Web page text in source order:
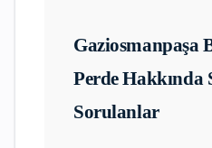
Gaziosmanpaşa
PerdeHakkında
Sorulanlar